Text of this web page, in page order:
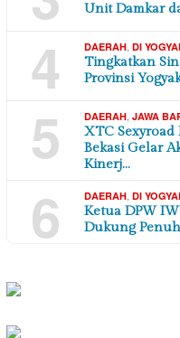
Unit Damkar
4 DAERAH DI
Tingkatkan
Provinsi
5 DAERAH JAWA
XTC Sexyroad
Bekasi Gelar
Kinerj…
6 DAERAH DI
Ketua DPW
Dukung